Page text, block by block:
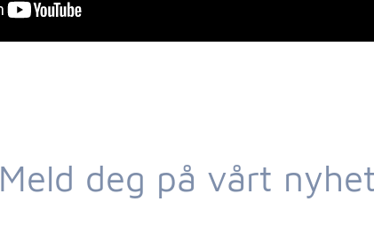
Meld deg på vårt